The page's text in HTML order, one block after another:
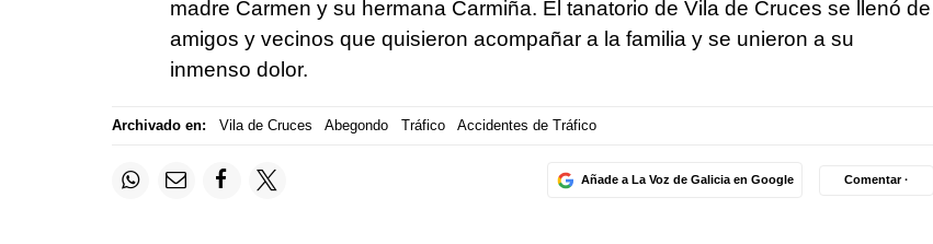
madre Carmen y su hermana Carmiña. El tanatorio de Vila de Cruces se llenó de
amigos y vecinos que quisieron acompañar a la familia y se unieron a su
inmenso dolor.
Archivado en: Vila de Cruces Abegondo Tráfico Accidentes de Tráfico
Añade a La Voz de Galicia en Google Comentar ·